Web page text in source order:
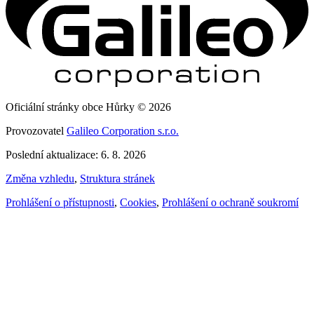
Oficiální stránky obce Hůrky © 2026
Provozovatel Galileo Corporation s.r.o.
Poslední aktualizace: 6. 8. 2026
Změna vzhledu, Struktura stránek
Prohlášení o přístupnosti, Cookies, Prohlášení o ochraně soukromí